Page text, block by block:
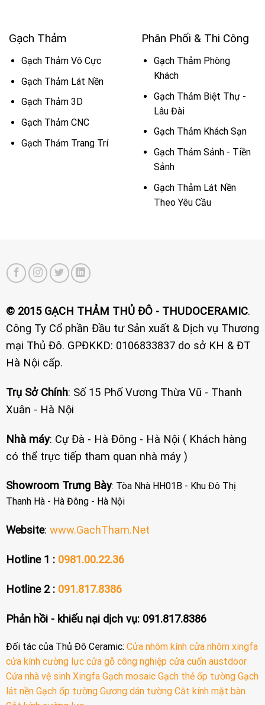
Gạch Thảm
Gạch Thảm Vô Cực
Gạch Thảm Lát Nền
Gạch Thảm 3D
Gạch Thảm CNC
Gạch Thảm Trang Trí
Phân Phối & Thi Công
Gạch Thảm Phòng
Khách
Gạch Thảm Biệt Thự -
Lâu Đài
Gạch Thảm Khách Sạn
Gạch Thảm Sảnh - Tiền
Sảnh
Gạch Thảm Lát Nền
Theo Yêu Cầu
© 2015 GẠCH THẢM THỦ ĐÔ - THUDOCERAMIC.
Công Ty Cổ phần Đầu tư Sản xuất & Dịch vụ Thương
mại Thủ Đô. GPĐKKD: 0106833837 do sở KH & ĐT
Hà Nội cấp.
Trụ Sở Chính: Số 15 Phố Vương Thừa Vũ - Thanh
Xuân - Hà Nội
Nhà máy: Cự Đà - Hà Đông - Hà Nội ( Khách hàng
có thể trực tiếp tham quan nhà máy )
Showroom Trưng Bày: Tòa Nhà HH01B - Khu Đô Thị
Thanh Hà - Hà Đông - Hà Nội
Website: www.GachTham.Net
Hotline 1 : 0981.00.22.36
Hotline 2 : 091.817.8386
Phản hồi - khiếu nại dịch vụ: 091.817.8386
Đối tác của Thủ Đô Ceramic: Cửa nhôm kính cửa nhôm xingfa
cửa kính cường lực cửa gỗ công nghiệp cửa cuốn austdoor
Cửa nhà vệ sinh Xingfa Gạch mosaic Gạch thẻ ốp tường Gạch
lát nền Gạch ốp tường Gương dán tường Cắt kính mặt bàn